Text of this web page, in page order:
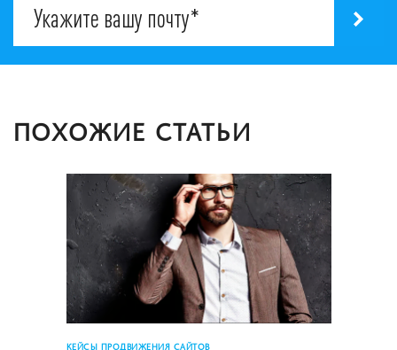
ПОХОЖИЕ СТАТЬИ
КЕЙСЫ ПРОДВИЖЕНИЯ САЙТОВ